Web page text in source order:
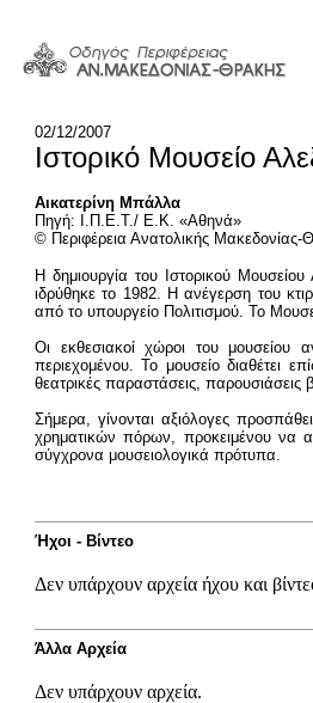
02/12/2007
Ιστορικό Μουσείο
Αικατερίνη Μπάλλα
Πηγή: Ι.Π.Ε.Τ./ Ε.Κ. «Αθηνά»
© Περιφέρεια Ανατολικής Μακεδονίας-
Η δημιουργία του Ιστορικού
ιδρύθηκε το 1982. Η ανέγερση του
από το υπουργείο Πολιτισμού. Το
Οι εκθεσιακοί χώροι του μουσείου
περιεχομένου. Το μουσείο διαθέτει
θεατρικές παραστάσεις, παρουσιάσεις
Σήμερα, γίνονται αξιόλογες
χρηματικών πόρων, προκειμένου να
σύγχρονα μουσειολογικά πρότυπα.
Ήχοι - Βίντεο
Δεν υπάρχουν αρχεία ήχου και
Άλλα Αρχεία
Δεν υπάρχουν αρχεία.